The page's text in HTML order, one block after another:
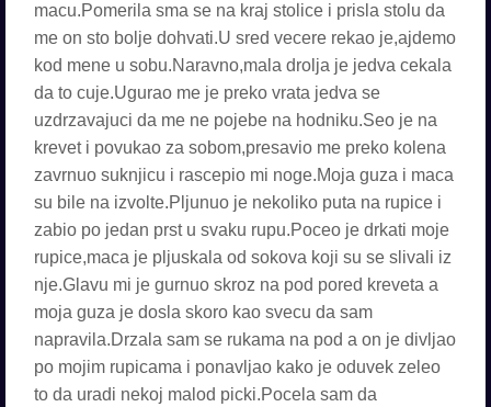
macu.Pomerila sma se na kraj stolice i prisla stolu da
me on sto bolje dohvati.U sred vecere rekao je,ajdemo
kod mene u sobu.Naravno,mala drolja je jedva cekala
da to cuje.Ugurao me je preko vrata jedva se
uzdrzavajuci da me ne pojebe na hodniku.Seo je na
krevet i povukao za sobom,presavio me preko kolena
zavrnuo suknjicu i rascepio mi noge.Moja guza i maca
su bile na izvolte.Pljunuo je nekoliko puta na rupice i
zabio po jedan prst u svaku rupu.Poceo je drkati moje
rupice,maca je pljuskala od sokova koji su se slivali iz
nje.Glavu mi je gurnuo skroz na pod pored kreveta a
moja guza je dosla skoro kao svecu da sam
napravila.Drzala sam se rukama na pod a on je divljao
po mojim rupicama i ponavljao kako je oduvek zeleo
to da uradi nekoj malod picki.Pocela sam da